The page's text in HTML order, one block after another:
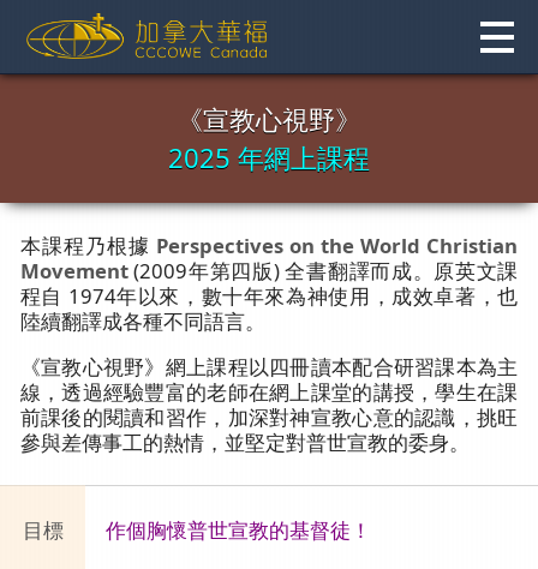
content
《宣教心視野》
2025 年網上課程
本課程乃根據 Perspectives on the World Christian
Movement(2009年第四版) 全書翻譯而成。原英文課
程自 1974年以來，數十年來為神使用，成效卓著，也
陸續翻譯成各種不同語言。
《宣教心視野》網上課程以四冊讀本配合研習課本為主
線，透過經驗豐富的老師在網上課堂的講授，學生在課
前課後的閱讀和習作，加深對神宣教心意的認識，挑旺
參與差傳事工的熱情，並堅定對普世宣教的委身。
目標 作個胸懷普世宣教的基督徒！